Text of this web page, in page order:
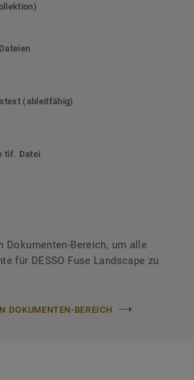
(ableitfähig)
tif. Datei
Dokumenten-Bereich, um alle
für DESSO Fuse Landscape zu
DOKUMENTEN-BEREICH